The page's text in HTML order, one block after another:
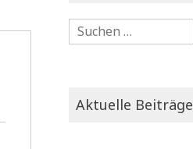
Suchen
nach:
Aktuelle Beiträge